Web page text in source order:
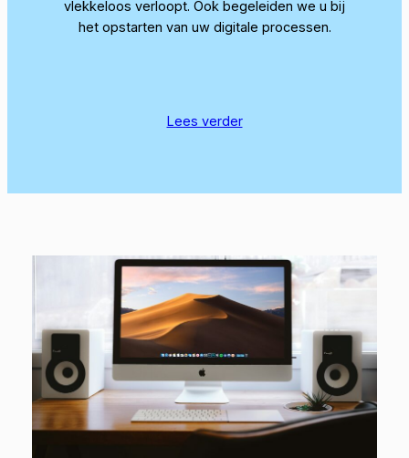
vlekkeloos verloopt. Ook begeleiden we u bij
het opstarten van uw digitale processen.
Lees verder